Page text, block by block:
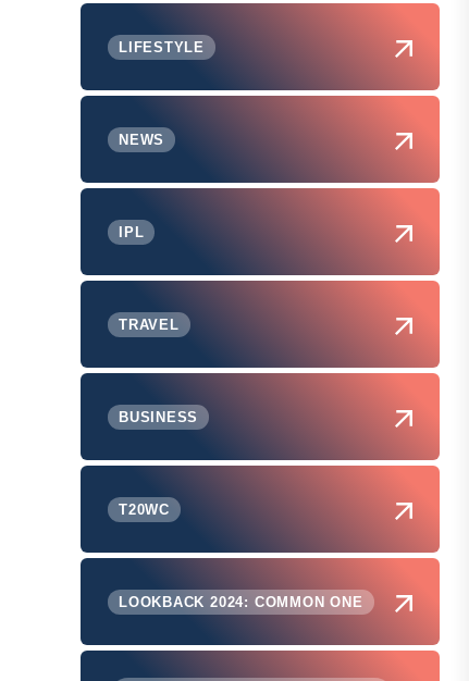
LIFESTYLE
NEWS
IPL
TRAVEL
BUSINESS
T20WC
LOOKBACK 2024: COMMON ONE